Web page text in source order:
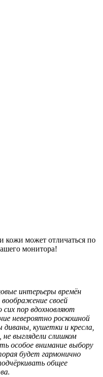
кожи может отличаться по
монитора!
интерьеры времён
своей
сих пор вдохновляют
невероятно роскошной
кушетки и кресла,
выглядели слишком
особое внимание выбору
будет гармонично
общее